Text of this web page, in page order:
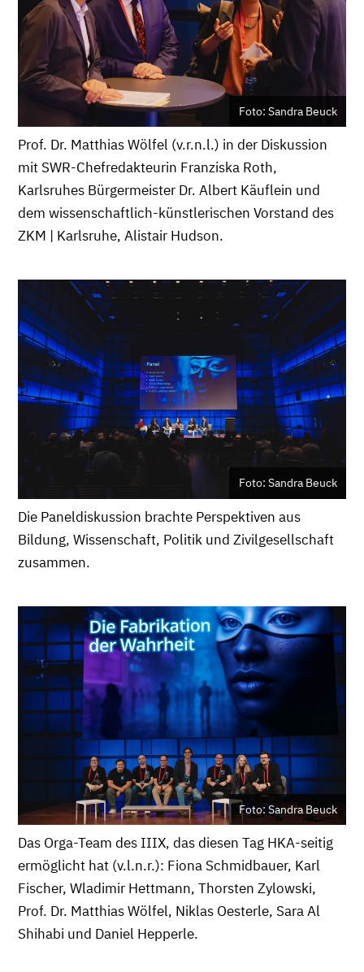
Foto: Sandra Beuck
Prof. Dr. Matthias Wölfel (v.r.n.l.) in der Diskussion
mit SWR-Chefredakteurin Franziska Roth,
Karlsruhes Bürgermeister Dr. Albert Käuflein und
dem wissenschaftlich-künstlerischen Vorstand des
ZKM | Karlsruhe, Alistair Hudson.
Foto: Sandra Beuck
Die Paneldiskussion brachte Perspektiven aus
Bildung, Wissenschaft, Politik und Zivilgesellschaft
zusammen.
Foto: Sandra Beuck
Das Orga-Team des IIIX, das diesen Tag HKA-seitig
ermöglicht hat (v.l.n.r.): Fiona Schmidbauer, Karl
Fischer, Wladimir Hettmann, Thorsten Zylowski,
Prof. Dr. Matthias Wölfel, Niklas Oesterle, Sara Al
Shihabi und Daniel Hepperle.